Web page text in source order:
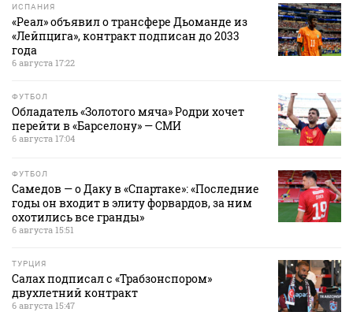
ИСПАНИЯ
«Реал» объявил о трансфере Дьоманде из
«Лейпцига», контракт подписан до 2033
года
6 августа 17:22
ФУТБОЛ
Обладатель «Золотого мяча» Родри хочет
перейти в «Барселону» — СМИ
6 августа 17:04
ФУТБОЛ
Самедов — о Даку в «Спартаке»: «Последние
годы он входит в элиту форвардов, за ним
охотились все гранды»
6 августа 15:51
ТУРЦИЯ
Салах подписал с «Трабзонспором»
двухлетний контракт
6 августа 15:47